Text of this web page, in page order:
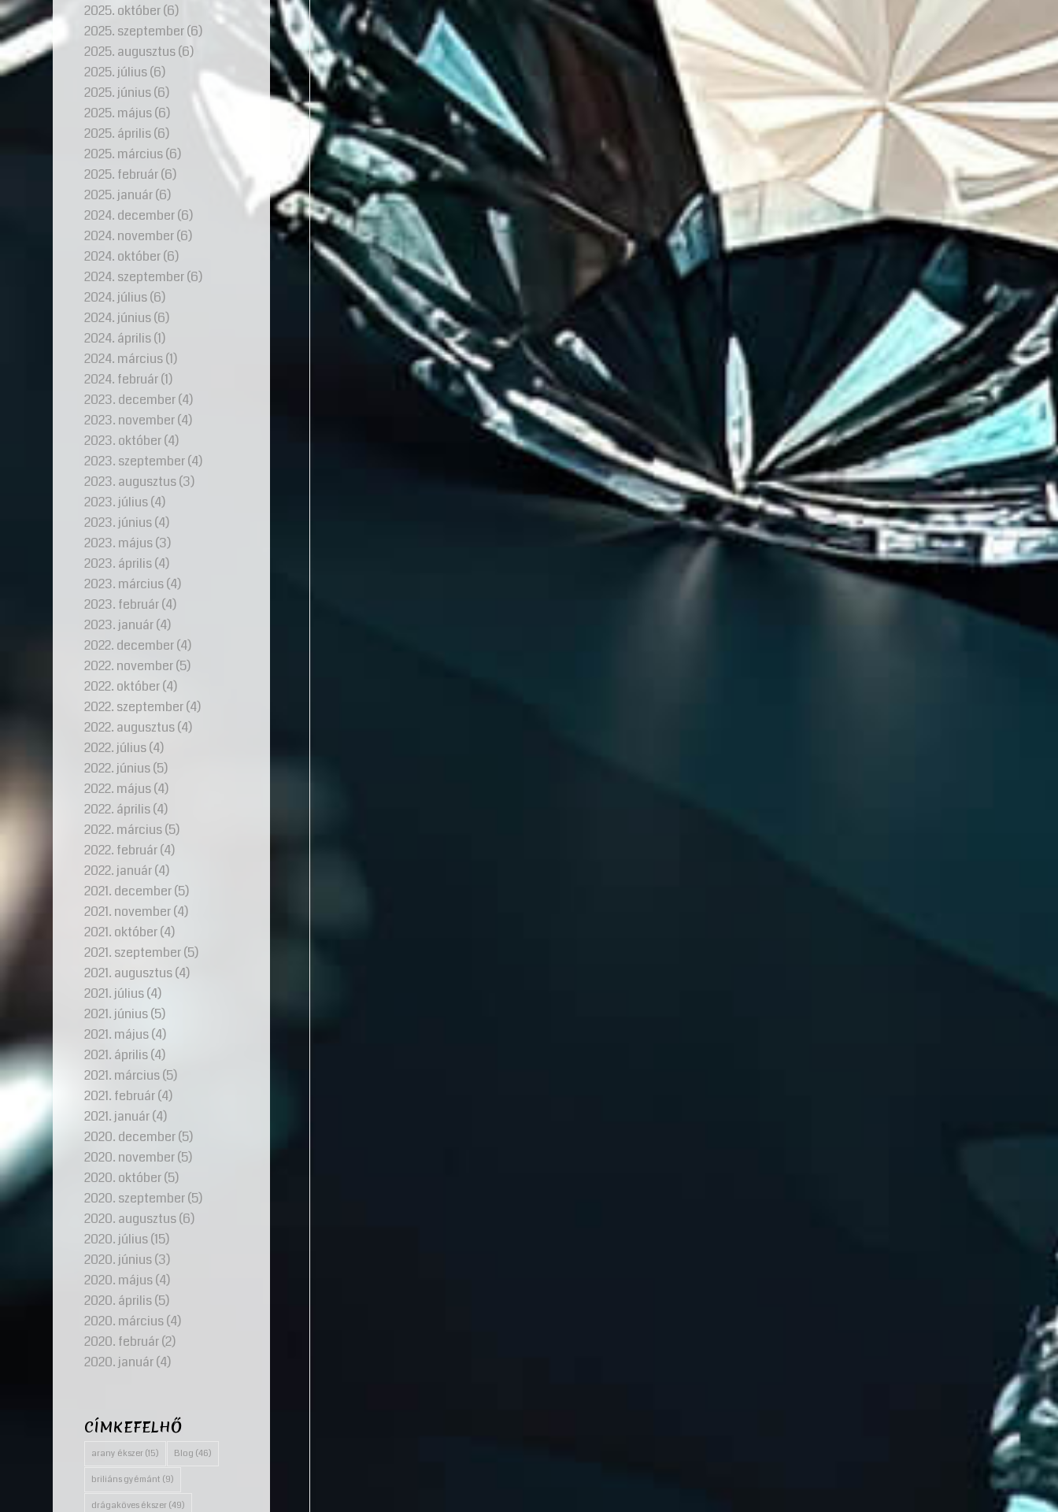
2025. október(6)
2025. szeptember(6)
2025. augusztus(6)
2025. július(6)
2025. június(6)
2025. május(6)
2025. április(6)
2025. március(6)
2025. február(6)
2025. január(6)
2024. december(6)
2024. november(6)
2024. október(6)
2024. szeptember(6)
2024. július(6)
2024. június(6)
2024. április(1)
2024. március(1)
2024. február(1)
2023. december(4)
2023. november(4)
2023. október(4)
2023. szeptember(4)
2023. augusztus(3)
2023. július(4)
2023. június(4)
2023. május(3)
2023. április(4)
2023. március(4)
2023. február(4)
2023. január(4)
2022. december(4)
2022. november(5)
2022. október(4)
2022. szeptember(4)
2022. augusztus(4)
2022. július(4)
2022. június(5)
2022. május(4)
2022. április(4)
2022. március(5)
2022. február(4)
2022. január(4)
2021. december(5)
2021. november(4)
2021. október(4)
2021. szeptember(5)
2021. augusztus(4)
2021. július(4)
2021. június(5)
2021. május(4)
2021. április(4)
2021. március(5)
2021. február(4)
2021. január(4)
2020. december(5)
2020. november(5)
2020. október(5)
2020. szeptember(5)
2020. augusztus(6)
2020. július(15)
2020. június(3)
2020. május(4)
2020. április(5)
2020. március(4)
2020. február(2)
2020. január(4)
CÍMKEFELHŐ
arany ékszer (15) Blog (46)
briliáns gyémánt (9)
drágaköves ékszer (49)